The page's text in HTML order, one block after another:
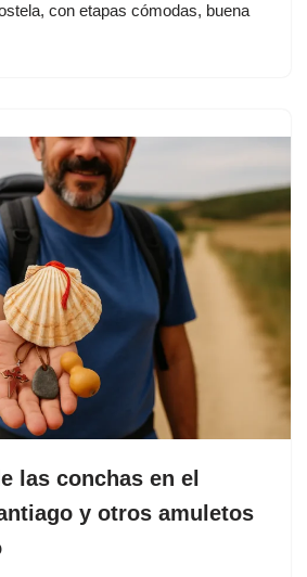
con etapas cómodas, buena
las conchas en el
y otros amuletos